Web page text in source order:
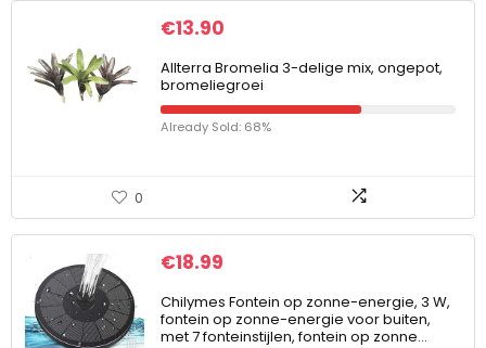
€13.90
Allterra Bromelia 3-delige mix, ongepot,
bromeliegroei
Already Sold: 68%
0
€18.99
Chilymes Fontein op zonne-energie, 3 W,
fontein op zonne-energie voor buiten,
met 7 fonteinstijlen, fontein op zonne…